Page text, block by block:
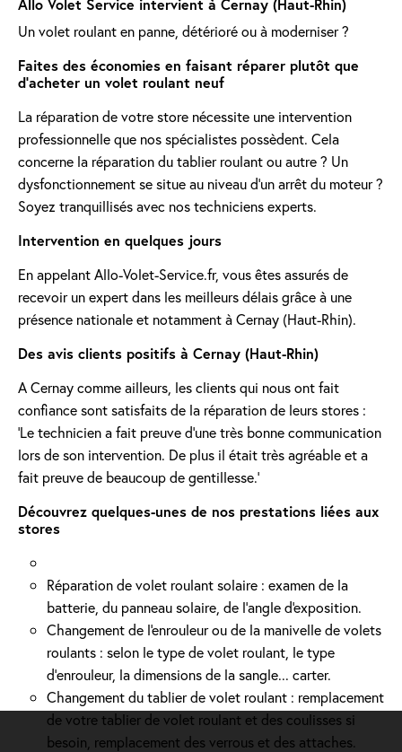
Allo Volet Service intervient à Cernay (Haut-Rhin)
Un volet roulant en panne, détérioré ou à moderniser ?
Faites des économies en faisant réparer plutôt que
d'acheter un volet roulant neuf
La réparation de votre store nécessite une intervention
professionnelle que nos spécialistes possèdent. Cela
concerne la réparation du tablier roulant ou autre ? Un
dysfonctionnement se situe au niveau d'un arrêt du moteur ?
Soyez tranquillisés avec nos techniciens experts.
Intervention en quelques jours
En appelant Allo-Volet-Service.fr, vous êtes assurés de
recevoir un expert dans les meilleurs délais grâce à une
présence nationale et notamment à Cernay (Haut-Rhin).
Des avis clients positifs à Cernay (Haut-Rhin)
A Cernay comme ailleurs, les clients qui nous ont fait
confiance sont satisfaits de la réparation de leurs stores :
'Le technicien a fait preuve d’une très bonne communication
lors de son intervention. De plus il était très agréable et a
fait preuve de beaucoup de gentillesse.'
Découvrez quelques-unes de nos prestations liées aux
stores
Réparation de volet roulant solaire : examen de la
batterie, du panneau solaire, de l'angle d'exposition.
Changement de l'enrouleur ou de la manivelle de volets
roulants : selon le type de volet roulant, le type
d’enrouleur, la dimensions de la sangle... carter.
Changement du tablier de volet roulant : remplacement
de votre tablier de volet roulant et des coulisses si
besoin, remplacement des verrous et des attaches.